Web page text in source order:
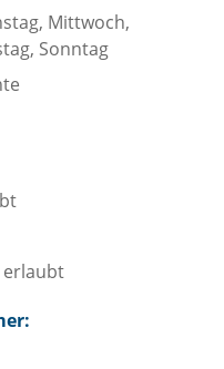
Mittwoch,
Sonntag
erlaubt